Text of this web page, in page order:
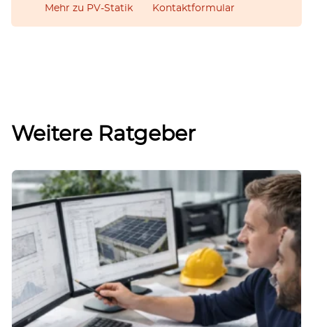
Mehr zu PV-Statik Kontaktformular
Weitere Ratgeber